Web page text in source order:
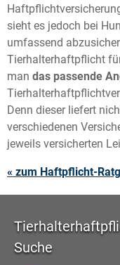
sieht es jedoch bei
umfassend
Tierhalterhaftpflicht
man das passende
Denn dieser liefert
verschiedenen
jeweils versicherten
« zum Haftpflicht-
Suche